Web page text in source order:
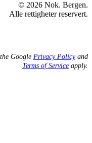
© 2026 Nok. Bergen.
Alle rettigheter reservert.
Google Privacy Policyand
Terms of Service apply.